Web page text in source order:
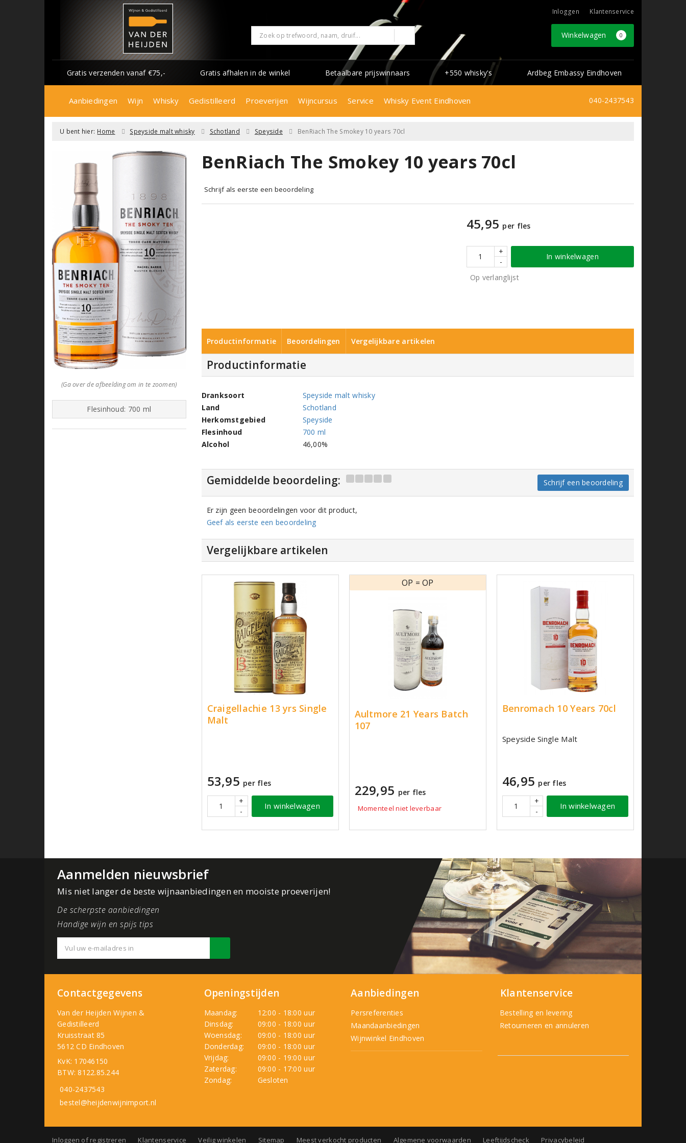
Inloggen Klantenservice
Winkelwagen 0
Gratis verzenden vanaf €75,- Gratis afhalen in de winkel Betaalbare prijswinnaars +550 whisky's Ardbeg Embassy Eindhoven
Aanbiedingen Wijn Whisky Gedistilleerd Proeverijen Wijncursus Service Whisky Event Eindhoven 040-2437543
U bent hier: Home Speyside malt whisky Schotland Speyside BenRiach The Smokey 10 years 70cl
(Ga over de afbeelding om in te zoomen)
Flesinhoud: 700 ml
BenRiach The Smokey 10 years 70cl
Schrijf als eerste een beoordeling
45,95 per fles
+
-
In winkelwagen
Op verlanglijst
Productinformatie Beoordelingen Vergelijkbare artikelen
Productinformatie
Dranksoort
Speyside malt whisky
Land
Schotland
Herkomstgebied
Speyside
Flesinhoud
700 ml
Alcohol
46,00%
Gemiddelde beoordeling: Schrijf een beoordeling
Er zijn geen beoordelingen voor dit product,
Geef als eerste een beoordeling
Vergelijkbare artikelen
Craigellachie 13 yrs Single
Malt
53,95 per fles
+
-
In winkelwagen
OP = OP
Aultmore 21 Years Batch
107
229,95 per fles
Momenteel niet leverbaar
Benromach 10 Years 70cl
Speyside Single Malt
46,95 per fles
+
-
In winkelwagen
Aanmelden nieuwsbrief
Mis niet langer de beste wijnaanbiedingen en mooiste proeverijen!
De scherpste aanbiedingen
Handige wijn en spijs tips
Contactgegevens
Van der Heijden Wijnen &
Gedistilleerd
Kruisstraat 85
5612 CD Eindhoven
KvK: 17046150
BTW: 8122.85.244
040-2437543
bestel@heijdenwijnimport.nl
Openingstijden
Maandag:
12:00 - 18:00 uur
Dinsdag:
09:00 - 18:00 uur
Woensdag:
09:00 - 18:00 uur
Donderdag:
09:00 - 18:00 uur
Vrijdag:
09:00 - 19:00 uur
Zaterdag:
09:00 - 17:00 uur
Zondag:
Gesloten
Aanbiedingen
Persreferenties
Maandaanbiedingen
Wijnwinkel Eindhoven
Klantenservice
Bestelling en levering
Retourneren en annuleren
Inloggen of registreren Klantenservice Veilig winkelen Sitemap Meest verkocht producten Algemene voorwaarden Leeftijdscheck Privacybeleid